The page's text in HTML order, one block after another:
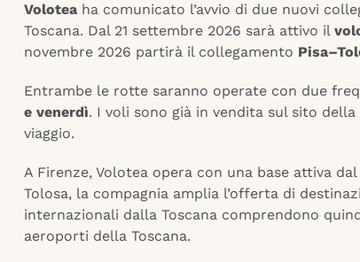
Volotea ha comunicato l’avvio di due nuovi
Toscana. Dal 21 settembre 2026 sarà attivo il
novembre 2026 partirà il collegamento
Entrambe le rotte saranno operate con due
e venerdì. I voli sono già in vendita sul sito
viaggio.
A Firenze, Volotea opera con una base attiva dal
Tolosa, la compagnia amplia l’offerta di
internazionali dalla Toscana comprendono
aeroporti della Toscana.